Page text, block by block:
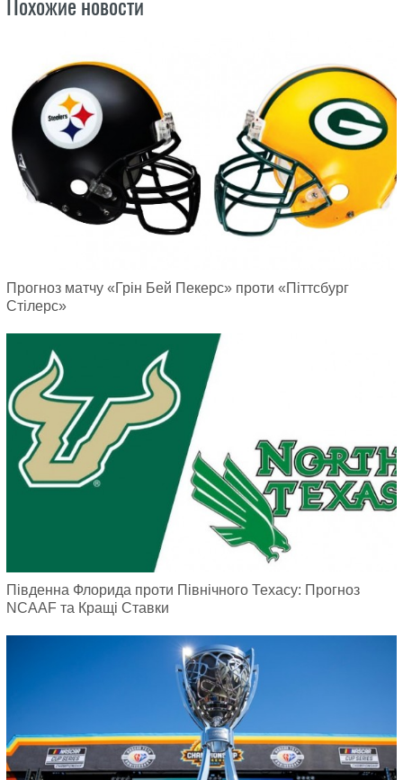
Похожие новости
Прогноз матчу «Грін Бей Пекерс» проти «Піттсбург
Стілерс»
Південна Флорида проти Північного Техасу: Прогноз
NCAAF та Кращі Ставки